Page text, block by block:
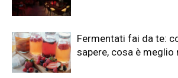
Fermentati fai da te:
sapere, cosa è meglio